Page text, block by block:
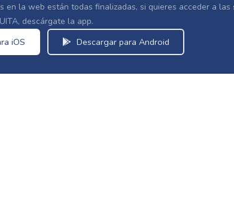
en la web están todas finalizadas, si quieres acceder a
descárgate la app.
iOS Descargar para Android